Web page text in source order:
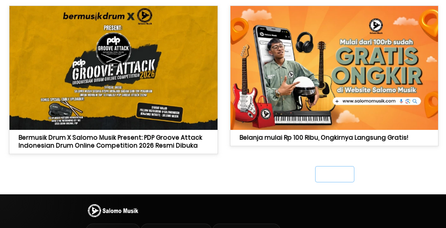
Bermusik Drum X Salomo Musik Present: PDP Groove Attack
Indonesian Drum Online Competition 2026 Resmi Dibuka
Belanja mulai Rp 100 Ribu, Ongkirnya Langsung Gratis!